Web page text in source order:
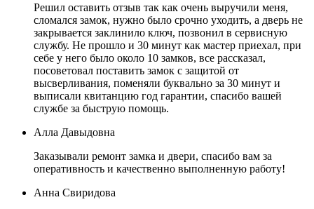
Решил оставить отзыв так как очень выручили меня,
сломался замок, нужно было срочно уходить, а дверь не
закрывается заклинило ключ, позвонил в сервисную
службу. Не прошло и 30 минут как мастер приехал, при
себе у него было около 10 замков, все рассказал,
посоветовал поставить замок с защитой от
высверливания, поменяли буквально за 30 минут и
выписали квитанцию год гарантии, спасибо вашей
службе за быструю помощь.
Алла Давыдовна
Заказывали ремонт замка и двери, спасибо вам за
оперативность и качественно выполненную работу!
Анна Свиридова